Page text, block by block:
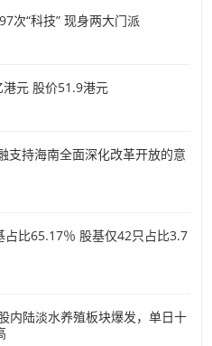
次“科技” 现身两大门派
元 股价51.9港元
支持海南全面深化改革开放的意
比65.17％ 股基仅42只占比3.7
内陆淡水养殖板块爆发，单日十